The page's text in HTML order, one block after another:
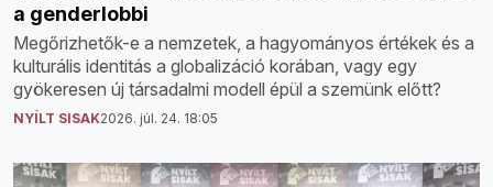
a genderlobbi
Megőrizhetők-e a nemzetek, a hagyományos értékek és a
kulturális identitás a globalizáció korában, vagy egy
gyökeresen új társadalmi modell épül a szemünk előtt?
NYÍLT SISAK2026. júl. 24. 18:05